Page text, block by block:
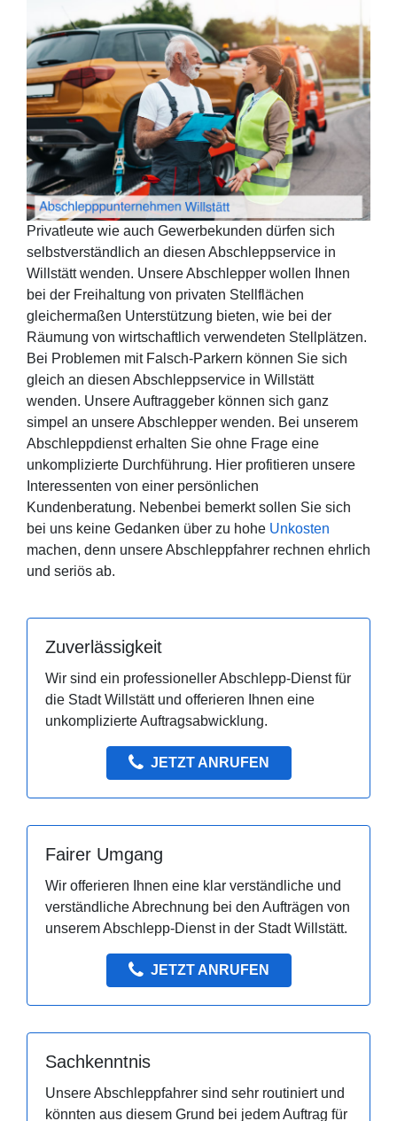
Privatleute wie auch Gewerbekunden dürfen sich
selbstverständlich an diesen Abschleppservice in
Willstätt wenden. Unsere Abschlepper wollen Ihnen
bei der Freihaltung von privaten Stellflächen
gleichermaßen Unterstützung bieten, wie bei der
Räumung von wirtschaftlich verwendeten Stellplätzen.
Bei Problemen mit Falsch-Parkern können Sie sich
gleich an diesen Abschleppservice in Willstätt
wenden. Unsere Auftraggeber können sich ganz
simpel an unsere Abschlepper wenden. Bei unserem
Abschleppdienst erhalten Sie ohne Frage eine
unkomplizierte Durchführung. Hier profitieren unsere
Interessenten von einer persönlichen
Kundenberatung. Nebenbei bemerkt sollen Sie sich
bei uns keine Gedanken über zu hohe Unkosten
machen, denn unsere Abschleppfahrer rechnen ehrlich
und seriös ab.
Zuverlässigkeit
Wir sind ein professioneller Abschlepp-Dienst für
die Stadt Willstätt und offerieren Ihnen eine
unkomplizierte Auftragsabwicklung.
JETZT ANRUFEN
Fairer Umgang
Wir offerieren Ihnen eine klar verständliche und
verständliche Abrechnung bei den Aufträgen von
unserem Abschlepp-Dienst in der Stadt Willstätt.
JETZT ANRUFEN
Sachkenntnis
Unsere Abschleppfahrer sind sehr routiniert und
könnten aus diesem Grund bei jedem Auftrag für